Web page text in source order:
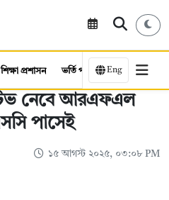
শিক্ষা প্রশাসন ভর্তি পরীক্ষা কর্মসংস্থান
Eng
নেবে আরএফএল
পাসেই
১৫ আগস্ট ২০২৫, ০৩:০৮ PM